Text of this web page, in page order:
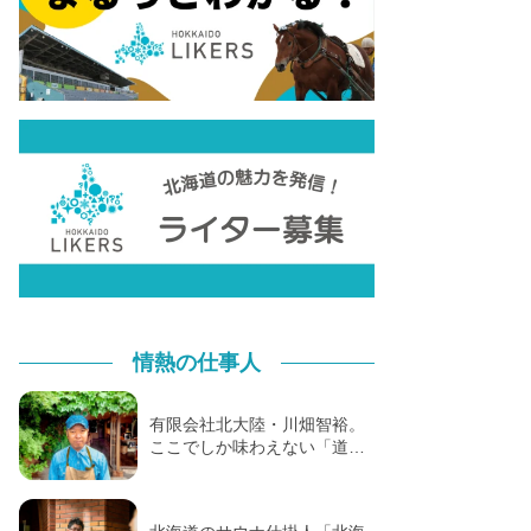
情熱の仕事人
有限会社北大陸・川畑智裕。
ここでしか味わえない「道…